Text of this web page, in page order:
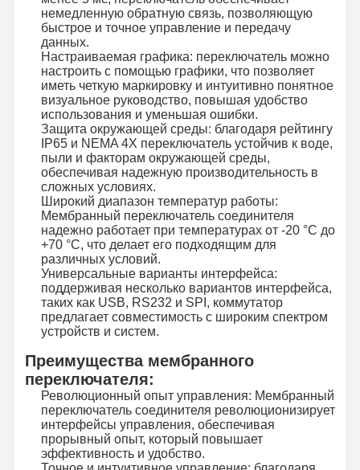
Осветите переключатель контржурным светом мембраны
Переключатель мембраны кнопочной панели
Переключатель панели мембраны
Графические перекрытия
Схемы PET
Светопроводящая пленка
Сборка металлического купола
PMMA линзы
немедленную обратную связь, позволяющую
быстрое и точное управление и передачу
данных.
Настраиваемая графика: переключатель можно
настроить с помощью графики, что позволяет
иметь четкую маркировку и интуитивно понятное
визуальное руководство, повышая удобство
использования и уменьшая ошибки.
Защита окружающей среды: благодаря рейтингу
IP65 и NEMA 4X переключатель устойчив к воде,
пыли и факторам окружающей среды,
обеспечивая надежную производительность в
сложных условиях.
Широкий диапазон температур работы:
Мембранный переключатель соединителя
надежно работает при температурах от -20 °C до
+70 °C, что делает его подходящим для
различных условий.
Универсальные варианты интерфейса:
поддерживая несколько вариантов интерфейса,
таких как USB, RS232 и SPI, коммутатор
предлагает совместимость с широким спектром
устройств и систем.
Преимущества мембранного
переключателя:
Революционный опыт управления: Мембранный
переключатель соединителя революционизирует
интерфейсы управления, обеспечивая
прорывный опыт, который повышает
эффективность и удобство.